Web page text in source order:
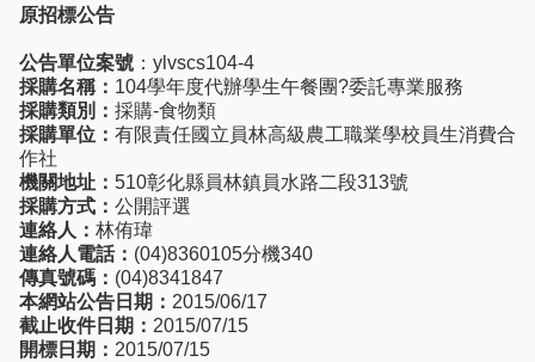
原招標公告
公告單位案號 ：ylvscs104-4
採購名稱： 104學年度代辦學生午餐團?委託專業服務
採購類別： 採購-食物類
採購單位： 有限責任國立員林高級農工職業學校員生消費合
作社
機關地址： 510彰化縣員林鎮員水路二段313號
採購方式： 公開評選
連絡人： 林侑瑋
連絡人電話： (04)8360105分機340
傳真號碼： (04)8341847
本網站公告日期： 2015/06/17
截止收件日期： 2015/07/15
開標日期： 2015/07/15